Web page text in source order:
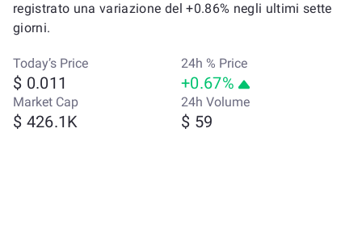
registrato una variazione del +0.86% negli ultimi sette
giorni.
Today’s Price
$ 0.011
24h % Price
+0.67%
Market Cap
$ 426.1K
24h Volume
$ 59